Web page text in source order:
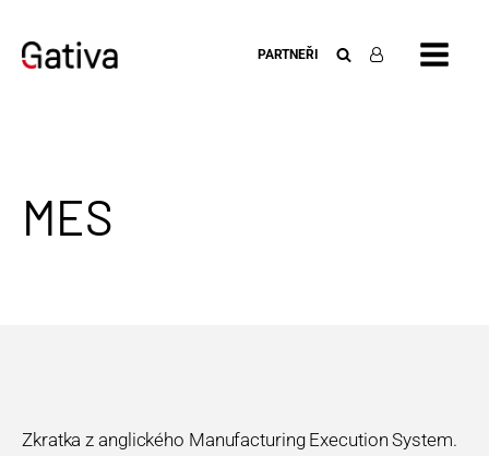
PARTNEŘI
MES
Zkratka z anglického Manufacturing Execution System.